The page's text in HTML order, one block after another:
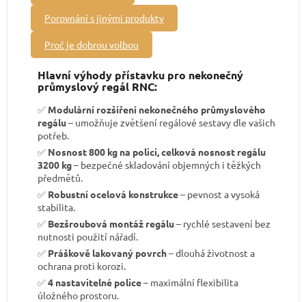
Porovnání s jinými produkty
Proč je dobrou volbou
Hlavní výhody přístavku pro nekonečný
průmyslový regál RNC:
✅ Modulární rozšíření nekonečného průmyslového
regálu– umožňuje zvětšení regálové sestavy dle vašich
potřeb.
✅ Nosnost 800 kg na polici, celková nosnost regálu
3200 kg– bezpečné skladování objemných i těžkých
předmětů.
✅ Robustní ocelová konstrukce– pevnost a vysoká
stabilita.
✅ Bezšroubová montáž regálu– rychlé sestavení bez
nutnosti použití nářadí.
✅ Práškově lakovaný povrch– dlouhá životnost a
ochrana proti korozi.
✅4 nastavitelné police– maximální flexibilita
úložného prostoru.